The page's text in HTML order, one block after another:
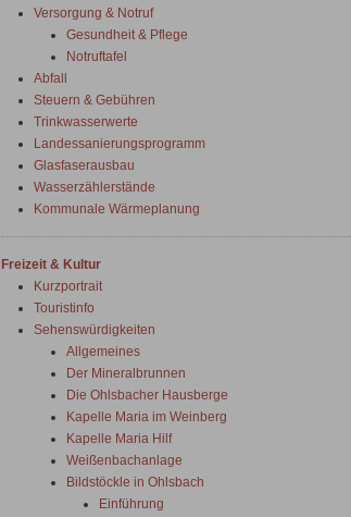
Versorgung & Notruf
Gesundheit & Pflege
Notruftafel
Abfall
Steuern & Gebühren
Trinkwasserwerte
Landessanierungsprogramm
Glasfaserausbau
Wasserzählerstände
Kommunale Wärmeplanung
Freizeit & Kultur
Kurzportrait
Touristinfo
Sehenswürdigkeiten
Allgemeines
Der Mineralbrunnen
Die Ohlsbacher Hausberge
Kapelle Maria im Weinberg
Kapelle Maria Hilf
Weißenbachanlage
Bildstöckle in Ohlsbach
Einführung